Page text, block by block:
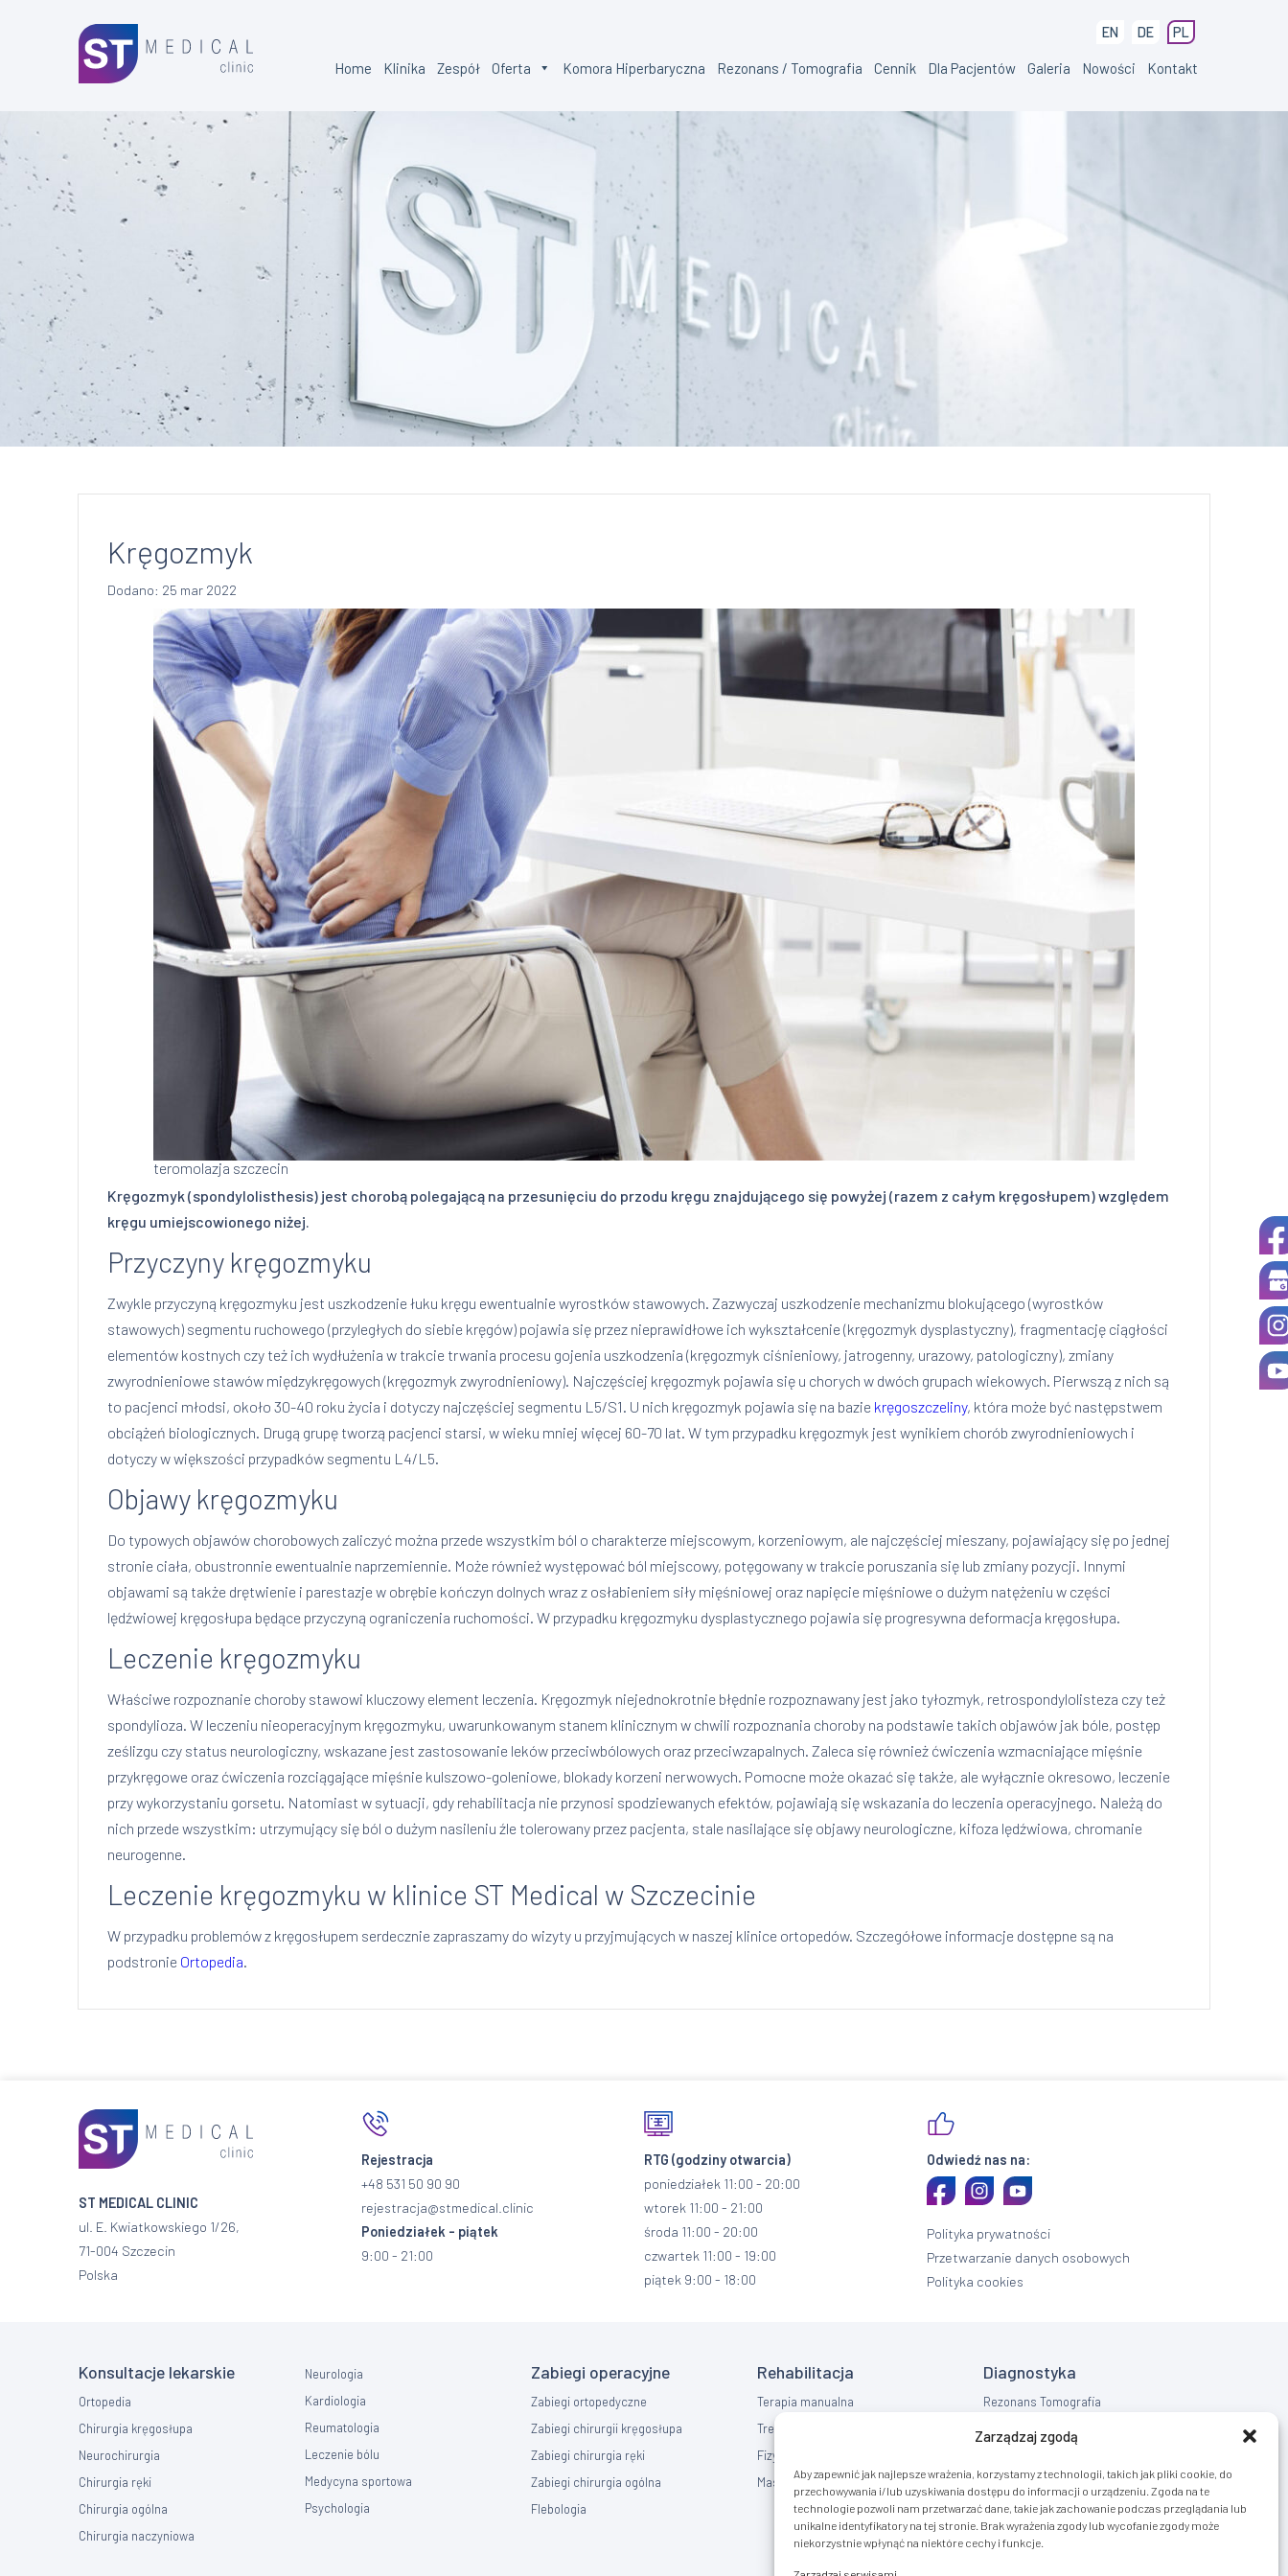
Zarządzaj zgodą
Aby zapewnić jak najlepsze wrażenia, korzystamy z technologii, takich jak pliki cookie, do
przechowywania i/lub uzyskiwania dostępu do informacji o urządzeniu. Zgoda na te
technologie pozwoli nam przetwarzać dane, takie jak zachowanie podczas przeglądania lub
unikalne identyfikatory na tej stronie. Brak wyrażenia zgody lub wycofanie zgody może
niekorzystnie wpłynąć na niektóre cechy i funkcje.
EN DE PL
Home Klinika Zespół Oferta Komora Hiperbaryczna Rezonans / Tomografia Cennik Dla Pacjentów Galeria Nowości Kontakt
Kręgozmyk
Dodano: 25 mar 2022
teromolazja szczecin
Kręgozmyk (spondylolisthesis) jest chorobą polegającą na przesunięciu do przodu kręgu znajdującego się powyżej (razem z całym kręgosłupem) względem
kręgu umiejscowionego niżej.
Przyczyny kręgozmyku
Zwykle przyczyną kręgozmyku jest uszkodzenie łuku kręgu ewentualnie wyrostków stawowych. Zazwyczaj uszkodzenie mechanizmu blokującego (wyrostków
stawowych) segmentu ruchowego (przyległych do siebie kręgów) pojawia się przez nieprawidłowe ich wykształcenie (kręgozmyk dysplastyczny), fragmentację ciągłości
elementów kostnych czy też ich wydłużenia w trakcie trwania procesu gojenia uszkodzenia (kręgozmyk ciśnieniowy, jatrogenny, urazowy, patologiczny), zmiany
zwyrodnieniowe stawów międzykręgowych (kręgozmyk zwyrodnieniowy). Najczęściej kręgozmyk pojawia się u chorych w dwóch grupach wiekowych. Pierwszą z nich są
to pacjenci młodsi, około 30-40 roku życia i dotyczy najczęściej segmentu L5/S1. U nich kręgozmyk pojawia się na bazie kręgoszczeliny, która może być następstwem
obciążeń biologicznych. Drugą grupę tworzą pacjenci starsi, w wieku mniej więcej 60-70 lat. W tym przypadku kręgozmyk jest wynikiem chorób zwyrodnieniowych i
dotyczy w większości przypadków segmentu L4/L5.
Objawy kręgozmyku
Do typowych objawów chorobowych zaliczyć można przede wszystkim ból o charakterze miejscowym, korzeniowym, ale najczęściej mieszany, pojawiający się po jednej
stronie ciała, obustronnie ewentualnie naprzemiennie. Może również występować ból miejscowy, potęgowany w trakcie poruszania się lub zmiany pozycji. Innymi
objawami są także drętwienie i parestazje w obrębie kończyn dolnych wraz z osłabieniem siły mięśniowej oraz napięcie mięśniowe o dużym natężeniu w części
lędźwiowej kręgosłupa będące przyczyną ograniczenia ruchomości. W przypadku kręgozmyku dysplastycznego pojawia się progresywna deformacja kręgosłupa.
Leczenie kręgozmyku
Właściwe rozpoznanie choroby stawowi kluczowy element leczenia. Kręgozmyk niejednokrotnie błędnie rozpoznawany jest jako tyłozmyk, retrospondylolisteza czy też
spondylioza. W leczeniu nieoperacyjnym kręgozmyku, uwarunkowanym stanem klinicznym w chwili rozpoznania choroby na podstawie takich objawów jak bóle, postęp
ześlizgu czy status neurologiczny, wskazane jest zastosowanie leków przeciwbólowych oraz przeciwzapalnych. Zaleca się również ćwiczenia wzmacniające mięśnie
przykręgowe oraz ćwiczenia rozciągające mięśnie kulszowo-goleniowe, blokady korzeni nerwowych. Pomocne może okazać się także, ale wyłącznie okresowo, leczenie
przy wykorzystaniu gorsetu. Natomiast w sytuacji, gdy rehabilitacja nie przynosi spodziewanych efektów, pojawiają się wskazania do leczenia operacyjnego. Należą do
nich przede wszystkim: utrzymujący się ból o dużym nasileniu źle tolerowany przez pacjenta, stale nasilające się objawy neurologiczne, kifoza lędźwiowa, chromanie
neurogenne.
Leczenie kręgozmyku w klinice ST Medical w Szczecinie
W przypadku problemów z kręgosłupem serdecznie zapraszamy do wizyty u przyjmujących w naszej klinice ortopedów. Szczegółowe informacje dostępne są na
podstronie Ortopedia
ST MEDICAL CLINIC
ul. E. Kwiatkowskiego 1/26,
71-004 Szczecin
Polska
Rejestracja
+48 531 50 90 90
rejestracja@stmedical.clinic
Poniedziałek - piątek
9:00 - 21:00
RTG (godziny otwarcia)
poniedziałek 11:00 - 20:00
wtorek 11:00 - 21:00
środa 11:00 - 20:00
czwartek 11:00 - 19:00
piątek 9:00 - 18:00
Odwiedź nas na:
Polityka prywatności
Przetwarzanie danych osobowych
Polityka cookies
Konsultacje lekarskie
Ortopedia
Chirurgia kręgosłupa
Neurochirurgia
Chirurgia ręki
Chirurgia ogólna
Chirurgia naczyniowa
Neurologia
Kardiologia
Reumatologia
Leczenie bólu
Medycyna sportowa
Psychologia
Zabiegi operacyjne
Zabiegi ortopedyczne
Zabiegi chirurgii kręgosłupa
Zabiegi chirurgia ręki
Zabiegi chirurgia ogólna
Flebologia
Rehabilitacja
Terapia manualna
Trening EMS
Fizykoterapia
Masaż
Diagnostyka
Rezonans Tomografia